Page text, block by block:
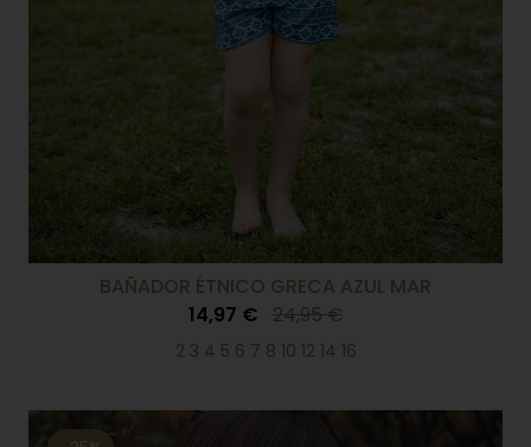
BAÑADOR ÉTNICO GRECA AZUL MAR
14,97 € 24,95 €
2 3 4 5 6 7 8 10 12 14 16